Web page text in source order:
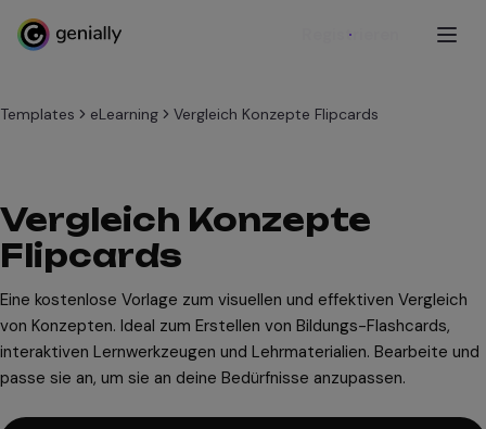
Registrieren
Templates eLearning Vergleich Konzepte Flipcards
Vergleich Konzepte
Flipcards
Eine kostenlose Vorlage zum visuellen und effektiven Vergleich
von Konzepten. Ideal zum Erstellen von Bildungs-Flashcards,
interaktiven Lernwerkzeugen und Lehrmaterialien. Bearbeite und
passe sie an, um sie an deine Bedürfnisse anzupassen.